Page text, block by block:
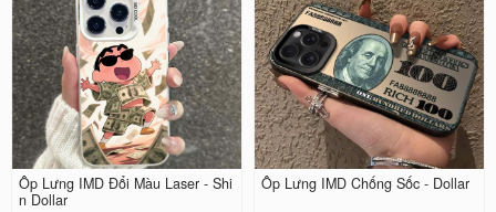
Ốp Lưng IMD Đổi Màu Laser - Shi
n Dollar
Ốp Lưng IMD Chống Sốc - Dollar